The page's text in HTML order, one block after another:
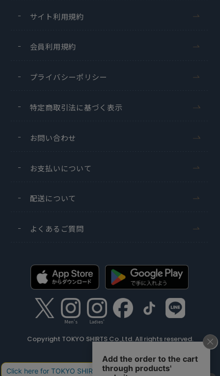
サイト利用規約
会員利用規約
プライバシーポリシー
特定商取引法に基づく表示
お問い合わせ
お支払いについて
配送について
よくあるご質問
Men's Ladies'
Copyright TOKYO SHIRTS Co.,Ltd. All rights reserved.